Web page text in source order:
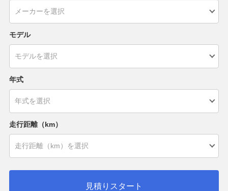
モデル
年式
走行距離（km）
見積りスタート